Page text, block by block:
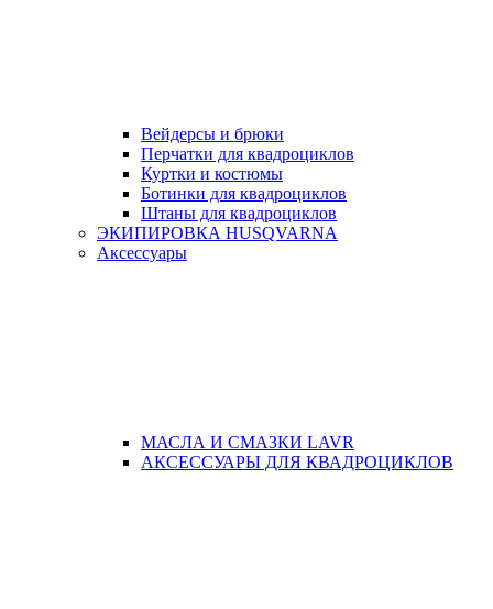
Вейдерсы и брюки
Перчатки для квадроциклов
Куртки и костюмы
Ботинки для квадроциклов
Штаны для квадроциклов
ЭКИПИРОВКА HUSQVARNA
Аксессуары
МАСЛА И СМАЗКИ LAVR
АКСЕССУАРЫ ДЛЯ КВАДРОЦИКЛОВ